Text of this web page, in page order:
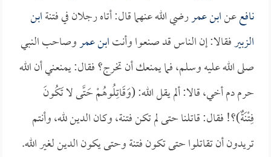
نافععنابن عمررضي الله عنهما قال: أتاه رجلان في فتنةابن
الزبيرفقالا: إن الناس قد صنعوا وأنتابن عمروصاحب النبي
صلى الله عليه وسلم، فما يمنعك أن تخرج؟ فقال: يمنعني أن الله
حرم دم أخي، قالا: ألم يقل الله: (وَقَاتِلُوهُمْ حَتَّى لا تَكُونَ
فِتْنَةٌ)؟! فقال: قاتلنا حتى لم تكن فتنة، وكان الدين لله، وأنتم
تريدون أن تقاتلوا حتى تكون فتنة وحتى يكون الدين لغير الله.